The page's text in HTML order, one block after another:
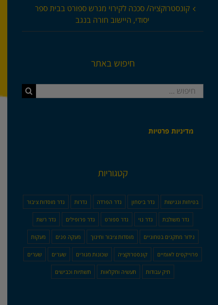
קונסטרוקציה/ סככה לקירוי מגרש ספורט בבית ספר
יסודי, היישוב חורה בנגב
חיפוש באתר
חיפוש...
מדיניות פרטיות
קטגוריות
בטיחות ונגישות גדר ביטחון גדר הפרדה גדרות גדר מוסדות ציבור
גדר משולבת גדר נוי גדר ספורט גדר פרופילים גדר רשת
גידור מתקנים בטחוניים מוסדות ציבור וחינוך מעקה פנים מעקות
פרוייקטים לאומיים קונסטרוקציה שכונות מגורים שערים שערים
תיק עבודות תעשיה וחקלאות תשתיות וכבישים